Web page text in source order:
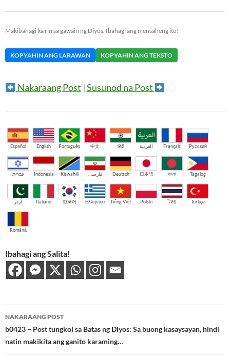
Makibahagi ka rin sa gawain ng Diyos. Ibahagi ang mensaheng ito!
KOPYAHIN ANG LARAWAN KOPYAHIN ANG TEKSTO
Nakaraang Post |Susunod na Post
Español English Português 中文 हिंदी العربية Français Русский
עברית Indonesia Kiswahili فارسی Deutsch 日本語 বাংলা Tagalog
اُردو Italiano 한국어 Ελληνικά Tiếng Việt Polski ไทย Türkçe
Română
Ibahagi ang Salita!
Post
navigation
NAKARAANG POST
b0423 – Post tungkol sa Batas ng Diyos: Sa buong kasaysayan, hindi
natin makikita ang ganito karaming…